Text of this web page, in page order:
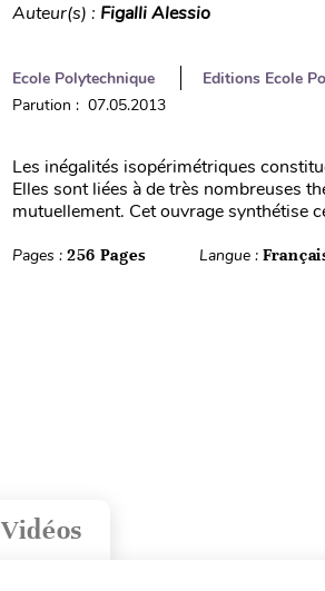
Auteur(s) : Figalli Alessio
Ecole Polytechnique
Editions Ecole
Parution : 07.05.2013
Les inégalités isopérimétriques
Elles sont liées à de très nombreuses
mutuellement. Cet ouvrage synthétise
Pages : 256 Pages Langue :
Vidéos